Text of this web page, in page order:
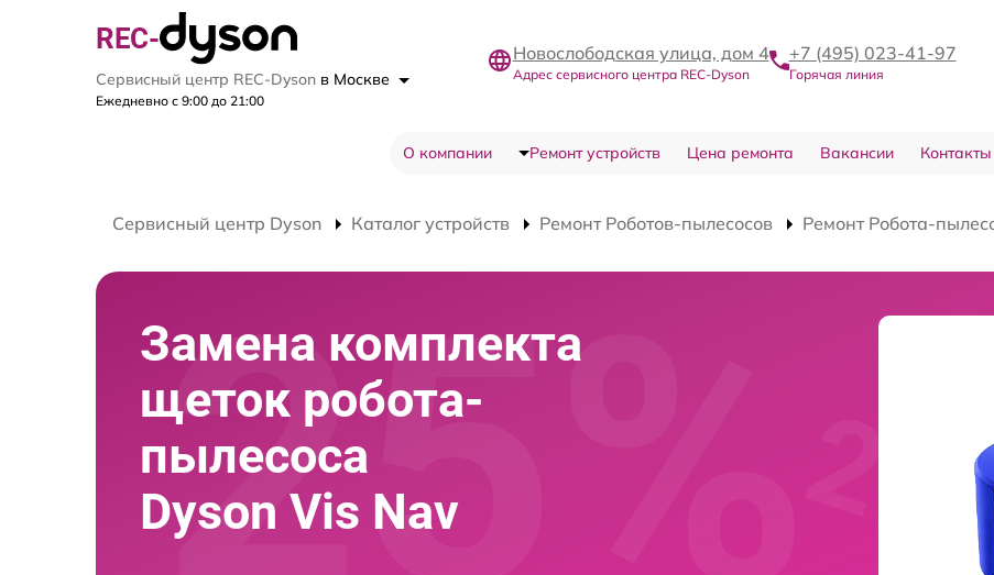
REC-
Сервисный центр REC-Dyson в Москве
Ежедневно с 9:00 до 21:00
Новослободская улица, дом 4
Адрес сервисного центра REC-Dyson
+7 (495) 023-41-97
Горячая линия
О компании Ремонт устройств Цена ремонта Вакансии Контакты
Сервисный центр Dyson Каталог устройств Ремонт Роботов-пылесосов Ремонт Робота-
Замена комплекта
щеток робота-
пылесоса
Dyson Vis Nav